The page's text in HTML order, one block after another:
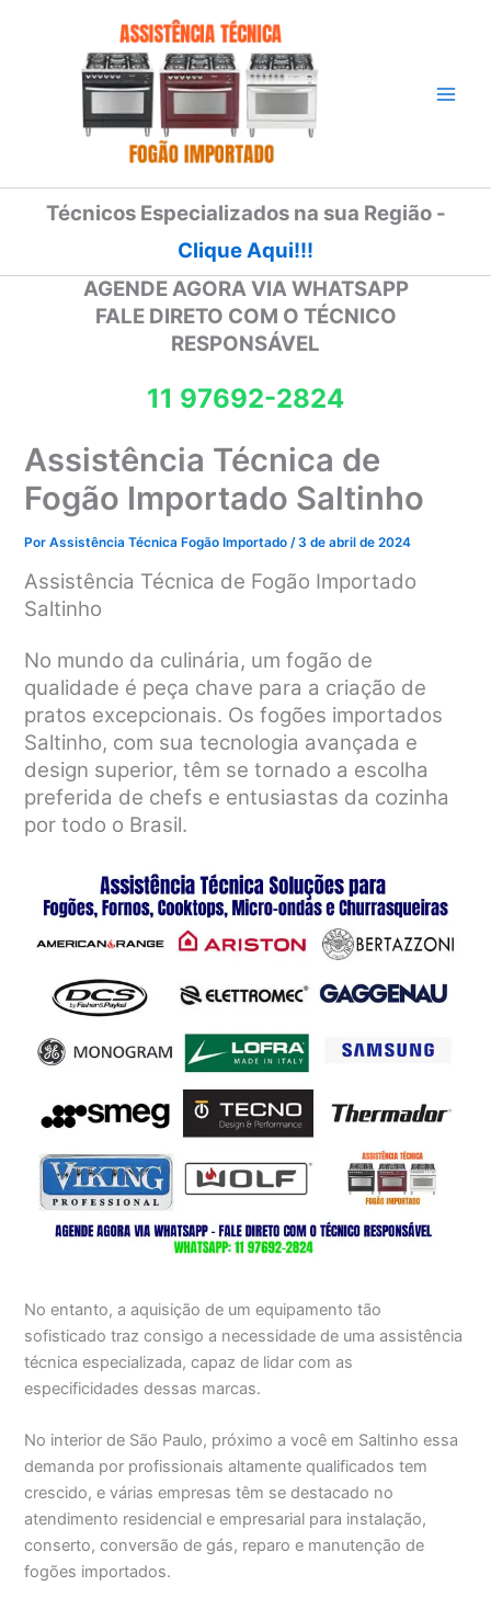
Técnicos Especializados na sua Região -
Clique Aqui!!!
AGENDE AGORA VIA WHATSAPP
FALE DIRETO COM O TÉCNICO
RESPONSÁVEL
11 97692-2824
Assistência Técnica de
Fogão Importado Saltinho
PorAssistência Técnica Fogão Importado/3 de abril de 2024
Assistência Técnica de Fogão Importado
Saltinho
No mundo da culinária, um fogão de
qualidade é peça chave para a criação de
pratos excepcionais. Os fogões importados
Saltinho, com sua tecnologia avançada e
design superior, têm se tornado a escolha
preferida de chefs e entusiastas da cozinha
por todo o Brasil.
No entanto, a aquisição de um equipamento tão
sofisticado traz consigo a necessidade de uma assistência
técnica especializada, capaz de lidar com as
especificidades dessas marcas.
No interior de São Paulo, próximo a você em Saltinho essa
demanda por profissionais altamente qualificados tem
crescido, e várias empresas têm se destacado no
atendimento residencial e empresarial para instalação,
conserto, conversão de gás, reparo e manutenção de
fogões importados.